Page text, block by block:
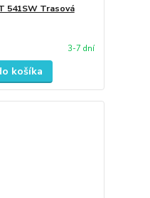
541SW Trasová
3-7 dní
košíka